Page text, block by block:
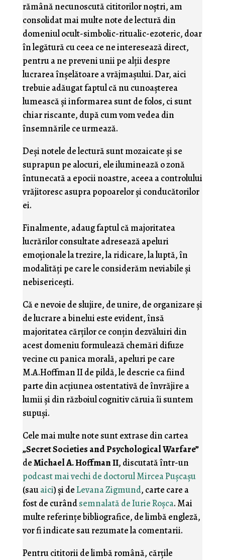
rămână necunoscută cititorilor noştri, am
consolidat mai multe note de lectură din
domeniul ocult-simbolic-ritualic-ezoteric, doar
în legătură cu ceea ce ne interesează direct,
pentru a ne preveni unii pe alţii despre
lucrarea înşelătoare a vrăjmaşului. Dar, aici
trebuie adăugat faptul că nu cunoaşterea
lumească şi informarea sunt de folos, ci sunt
chiar riscante, după cum vom vedea din
însemnările ce urmează.
Deşi notele de lectură sunt mozaicate şi se
suprapun pe alocuri, ele iluminează o zonă
întunecată a epocii noastre, aceea a controlului
vrăjitoresc asupra popoarelor şi conducătorilor
ei.
Finalmente, adaug faptul că majoritatea
lucrărilor consultate adresează apeluri
emoţionale la trezire, la ridicare, la luptă, în
modalităţi pe care le considerăm neviabile şi
nebisericeşti.
Că e nevoie de slujire, de unire, de organizare şi
de lucrare a binelui este evident, însă
majoritatea cărţilor ce conţin dezvăluiri din
acest domeniu formulează chemări difuze
vecine cu panica morală, apeluri pe care
M.A.Hoffman II de pildă, le descrie ca fiind
parte din acţiunea ostentativă de învrăjire a
lumii şi din războiul cognitiv căruia îi suntem
supuşi.
Cele mai multe note sunt extrase din cartea
„Secret Societies and Psychological Warfare”
deMichael A. Hoffman II, discutată într-un
podcast mai vechi de doctorul Mircea Puşcaşu
(sauaici) şi deLevana Zigmund, carte care a
fost de curândsemnalată de Iurie Roşca. Mai
multe referinţe bibliografice, de limbă engleză,
vor fi indicate sau rezumate la comentarii.
Pentru cititorii de limbă română, cărţile